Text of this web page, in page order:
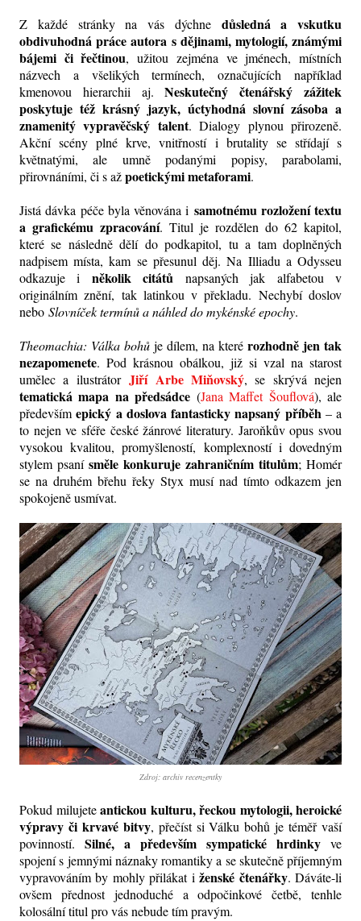
Z každé stránky na vás dýchne důsledná a vskutku
obdivuhodná práce autora s dějinami, mytologií, známými
bájemi či řečtinou, užitou zejména ve jménech, místních
názvech a všelikých termínech, označujících například
kmenovou hierarchii aj.Neskutečný čtenářský zážitek
poskytuje též krásný jazyk, úctyhodná slovní zásoba a
znamenitý vypravěčský talent. Dialogy plynou přirozeně.
Akční scény plné krve, vnitřností i brutality se střídají s
květnatými, ale umně podanými popisy, parabolami,
přirovnáními, či s ažpoetickými metaforami.
Jistá dávka péče byla věnována i samotnému rozložení textu
a grafickému zpracování. Titul je rozdělen do 62 kapitol,
které se následně dělí do podkapitol, tu a tam doplněných
nadpisem místa, kam se přesunul děj. Na Illiadu a Odysseu
odkazuje i několik citátů napsaných jak alfabetou v
originálním znění, tak latinkou v překladu. Nechybí doslov
nebo Slovníček termínů a náhled do mykénské epochy.
Theomachia: Válka bohů je dílem, na které rozhodně jen tak
nezapomenete. Pod krásnou obálkou, již si vzal na starost
umělec a ilustrátorJiří Arbe Miňovský, se skrývá nejen
tematická mapa na předsádce (Jana Maffet Šouflová), ale
předevšímepický a doslova fantasticky napsaný příběh – a
to nejen ve sféře české žánrové literatury. Jaroňkův opus svou
vysokou kvalitou, promyšleností, komplexností i dovedným
stylem psaní směle konkuruje zahraničním titulům; Homér
se na druhém břehu řeky Styx musí nad tímto odkazem jen
spokojeně usmívat.
Zdroj: archiv recenzentky
Pokud milujeteantickou kulturu, řeckou mytologii, heroické
výpravy či krvavé bitvy, přečíst si Válku bohů je téměř vaší
povinností. Silné, a především sympatické hrdinky ve
spojení s jemnými náznaky romantiky a se skutečně příjemným
vypravováním by mohly přilákat iženské čtenářky. Dáváte-li
ovšem přednost jednoduché a odpočinkové četbě, tenhle
kolosální titul pro vás nebude tím pravým.